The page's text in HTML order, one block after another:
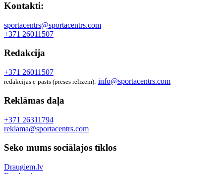
Kontakti:
sportacentrs@sportacentrs.com
+371 26011507
Redakcija
+371 26011507
redakcijas e-pasts (preses relīzēm): info@sportacentrs.com
Reklāmas daļa
+371 26311794
reklama@sportacentrs.com
Seko mums sociālajos tīklos
Draugiem.lv